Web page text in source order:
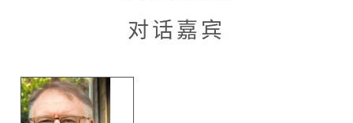
对话嘉宾